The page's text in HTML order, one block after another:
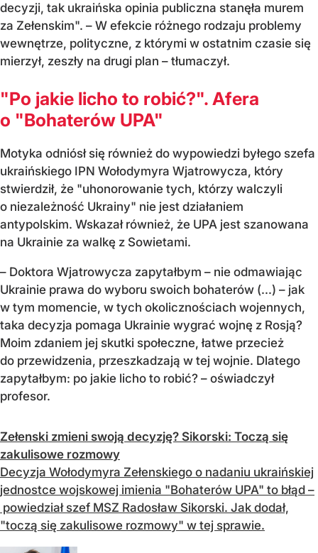
decyzji, tak ukraińska opinia publiczna stanęła murem
za Zełenskim". – W efekcie różnego rodzaju problemy
wewnętrze, polityczne, z którymi w ostatnim czasie się
mierzył, zeszły na drugi plan – tłumaczył.
"Po jakie licho to robić?". Afera
o "Bohaterów UPA"
Motyka odniósł się również do wypowiedzi byłego szefa
ukraińskiego IPN Wołodymyra Wjatrowycza, który
stwierdził, że "uhonorowanie tych, którzy walczyli
o niezależność Ukrainy" nie jest działaniem
antypolskim. Wskazał również, że UPA jest szanowana
na Ukrainie za walkę z Sowietami.
– Doktora Wjatrowycza zapytałbym – nie odmawiając
Ukrainie prawa do wyboru swoich bohaterów (...) – jak
w tym momencie, w tych okolicznościach wojennych,
taka decyzja pomaga Ukrainie wygrać wojnę z Rosją?
Moim zdaniem jej skutki społeczne, łatwe przecież
do przewidzenia, przeszkadzają w tej wojnie. Dlatego
zapytałbym: po jakie licho to robić? – oświadczył
profesor.
Zełenski zmieni swoją decyzję? Sikorski: Toczą się
zakulisowe rozmowy
Decyzja Wołodymyra Zełenskiego o nadaniu ukraińskiej
jednostce wojskowej imienia "Bohaterów UPA" to błąd –
powiedział szef MSZ Radosław Sikorski. Jak dodał,
"toczą się zakulisowe rozmowy" w tej sprawie.